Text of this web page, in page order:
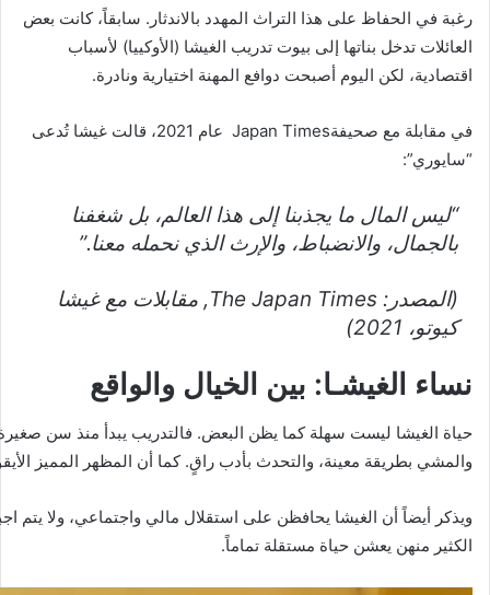
رغبة في الحفاظ على هذا التراث المهدد بالاندثار. سابقاً، كانت بعض
العائلات تدخل بناتها إلى بيوت تدريب الغيشا (الأوكييا) لأسباب
اقتصادية، لكن اليوم أصبحت دوافع المهنة اختيارية ونادرة.
في مقابلة مع صحيفةJapan Times عام 2021، قالت غيشا تُدعى
“سايوري”:
“ليس المال ما يجذبنا إلى هذا العالم، بل شغفنا
بالجمال، والانضباط، والإرث الذي نحمله معنا.”
(المصدر: The Japan Times, مقابلات مع غيشا
كيوتو، 2021)
نساء الغيشـا: بين الخيال والواقع
حياة الغيشا ليست سهلة كما يظن البعض. فالتدريب يبدأ منذ سن
والمشي بطريقة معينة، والتحدث بأدب راقٍ. كما أن المظهر المميز
ويذكر أيضاً أن الغيشا يحافظن على استقلال مالي واجتماعي، ولا يتم
الكثير منهن يعشن حياة مستقلة تماماً.